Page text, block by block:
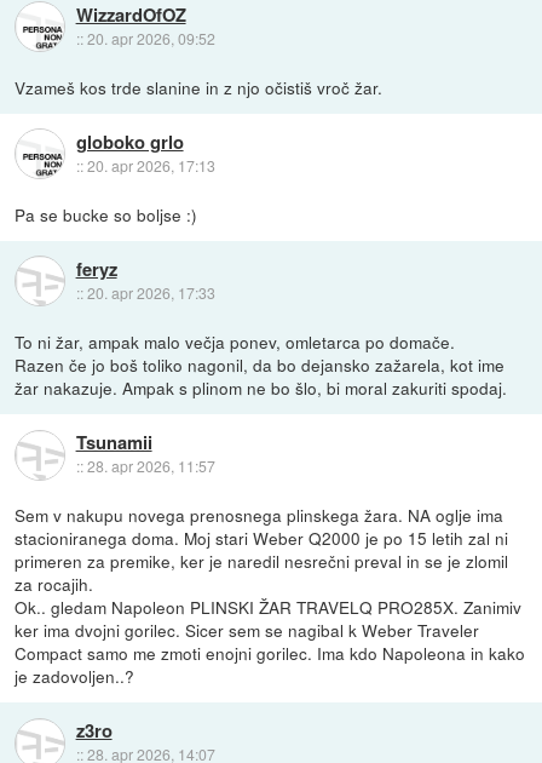
WizzardOfOZ
::20. apr 2026, 09:52
Vzameš kos trde slanine in z njo očistiš vroč žar.
globoko grlo
::20. apr 2026, 17:13
Pa se bucke so boljse :)
feryz
::20. apr 2026, 17:33
To ni žar, ampak malo večja ponev, omletarca po domače.
Razen če jo boš toliko nagonil, da bo dejansko zažarela, kot ime
žar nakazuje. Ampak s plinom ne bo šlo, bi moral zakuriti spodaj.
Tsunamii
::28. apr 2026, 11:57
Sem v nakupu novega prenosnega plinskega žara. NA oglje ima
stacioniranega doma. Moj stari Weber Q2000 je po 15 letih zal ni
primeren za premike, ker je naredil nesrečni preval in se je zlomil
za rocajih.
Ok.. gledam Napoleon PLINSKI ŽAR TRAVELQ PRO285X. Zanimiv
ker ima dvojni gorilec. Sicer sem se nagibal k Weber Traveler
Compact samo me zmoti enojni gorilec. Ima kdo Napoleona in kako
je zadovoljen..?
z3ro
::28. apr 2026, 14:07